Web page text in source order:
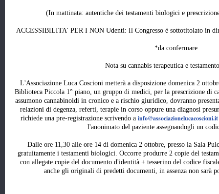
(In mattinata: autentiche dei testamenti biologici e
ACCESSIBILITA' PER I NON Udenti: Il Congresso è sottotitolato in
*da confermare
Nota su cannabis terapeutica e
L'Associazione Luca Coscioni metterà a disposizione domenica 2
Biblioteca Piccola 1° piano, un gruppo di medici, per la prescrizione di
assumono cannabinoidi in cronico e a rischio giuridico, dovranno
relazioni di degenza, referti, terapie in corso oppure una diagnosi
richiede una pre-registrazione scrivendo a info@associazionelucacoscioni.it
l'anonimato del paziente assegnandogli un
Dalle ore 11,30 alle ore 14 di domenica 2 ottobre, presso la Sala
gratuitamente i testamenti biologici. Occorre produrre 2 copie del
con allegate copie del documento d'identità + tesserino del codice
anche gli originali di predetti documenti, in assenza non sarà